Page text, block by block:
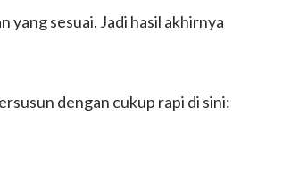
sesuai. Jadi hasil akhirnya
dengan cukup rapi di sini: